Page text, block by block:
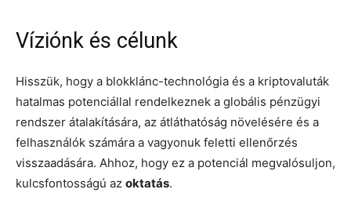
Víziónk és célunk
Hisszük, hogy a blokklánc-technológia és a kriptovaluták
hatalmas potenciállal rendelkeznek a globális pénzügyi
rendszer átalakítására, az átláthatóság növelésére és a
felhasználók számára a vagyonuk feletti ellenőrzés
visszaadására. Ahhoz, hogy ez a potenciál megvalósuljon,
kulcsfontosságú az oktatás.